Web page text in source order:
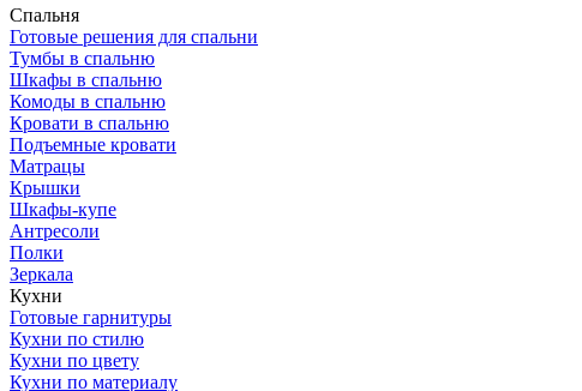
Спальня
Готовые решения для спальни
Тумбы в спальню
Шкафы в спальню
Комоды в спальню
Кровати в спальню
Подъемные кровати
Матрацы
Крышки
Шкафы-купе
Антресоли
Полки
Зеркала
Кухни
Готовые гарнитуры
Кухни по стилю
Кухни по цвету
Кухни по материалу